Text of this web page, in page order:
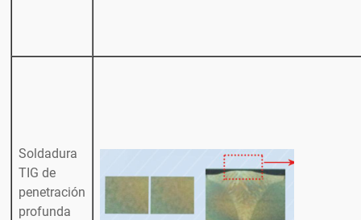
Soldadura
TIG de
penetración
profunda